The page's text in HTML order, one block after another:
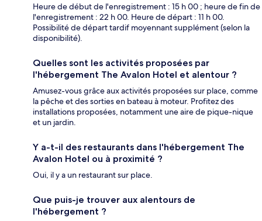
Heure de début de l'enregistrement : 15 h 00 ; heure de fin de
l'enregistrement : 22 h 00. Heure de départ : 11 h 00.
Possibilité de départ tardif moyennant supplément (selon la
disponibilité).
Quelles sont les activités proposées par
l'hébergement The Avalon Hotel et alentour ?
Amusez-vous grâce aux activités proposées sur place, comme
la pêche et des sorties en bateau à moteur. Profitez des
installations proposées, notamment une aire de pique-nique
et un jardin.
Y a-t-il des restaurants dans l'hébergement The
Avalon Hotel ou à proximité ?
Oui, il y a un restaurant sur place.
Que puis-je trouver aux alentours de
l'hébergement ?